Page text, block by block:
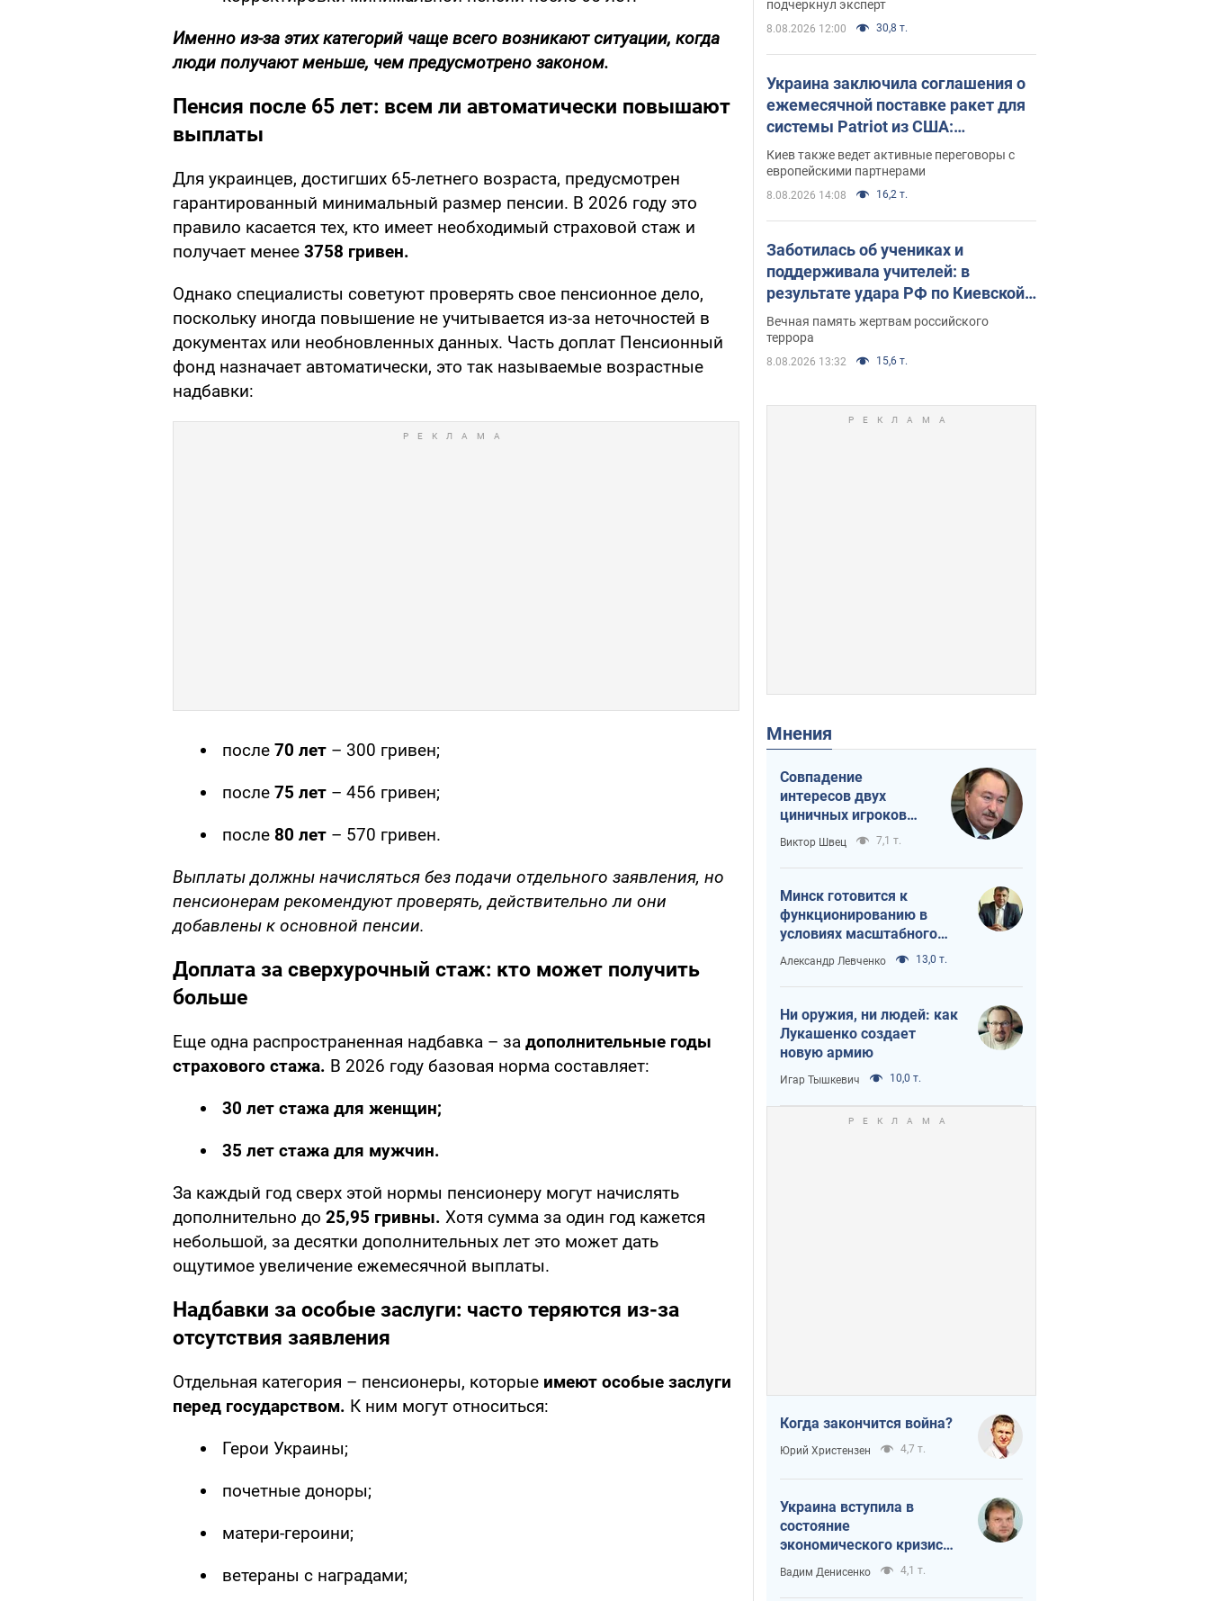
Именно из-за этих категорий чаще всего возникают ситуации, когда
люди получают меньше, чем предусмотрено законом.
Пенсия после 65 лет: всем ли автоматически повышают
выплаты
Для украинцев, достигших 65-летнего возраста, предусмотрен
гарантированный минимальный размер пенсии. В 2026 году это
правило касается тех, кто имеет необходимый страховой стаж и
получает менее 3758 гривен.
Однако специалисты советуют проверять свое пенсионное дело,
поскольку иногда повышение не учитывается из-за неточностей в
документах или необновленных данных. Часть доплат Пенсионный
фонд назначает автоматически, это так называемые возрастные
надбавки:
после 70 лет – 300 гривен;
после 75 лет – 456 гривен;
после 80 лет – 570 гривен.
Выплаты должны начисляться без подачи отдельного заявления, но
пенсионерам рекомендуют проверять, действительно ли они
добавлены к основной пенсии.
Доплата за сверхурочный стаж: кто может получить
больше
Еще одна распространенная надбавка – за дополнительные годы
страхового стажа. В 2026 году базовая норма составляет:
30 лет стажа для женщин;
35 лет стажа для мужчин.
За каждый год сверх этой нормы пенсионеру могут начислять
дополнительно до 25,95 гривны. Хотя сумма за один год кажется
небольшой, за десятки дополнительных лет это может дать
ощутимое увеличение ежемесячной выплаты.
Надбавки за особые заслуги: часто теряются из-за
отсутствия заявления
Отдельная категория – пенсионеры, которые имеют особые заслуги
перед государством. К ним могут относиться:
Герои Украины;
почетные доноры;
матери-героини;
ветераны с наградами;
подчеркнул эксперт
8.08.2026 12:00 30,8 т.
Украина заключила соглашения о
ежемесячной поставке ракет для
системы Patriot из США:
Зеленский раскрыл подробности
Киев также ведет активные переговоры с
европейскими партнерами
8.08.2026 14:08 16,2 т.
Заботилась об учениках и
поддерживала учителей: в
результате удара РФ по Киевской
области погибли директор
киевского лицея, её муж и внук
Вечная память жертвам российского
террора
8.08.2026 13:32 15,6 т.
Мнения
Совпадение
интересов двух
циничных игроков
или тайный план
Трампа и Путина?
Виктор Швец 7,1 т.
Минск готовится к
функционированию в
условиях масштабного
военного кризиса
Александр Левченко 13,0 т.
Ни оружия, ни людей: как
Лукашенко создает
новую армию
Игар Тышкевич 10,0 т.
Когда закончится война?
Юрий Христензен 4,7 т.
Украина вступила в
состояние
экономического кризиса.
Есть ли свет в конце
туннеля?
Вадим Денисенко 4,1 т.